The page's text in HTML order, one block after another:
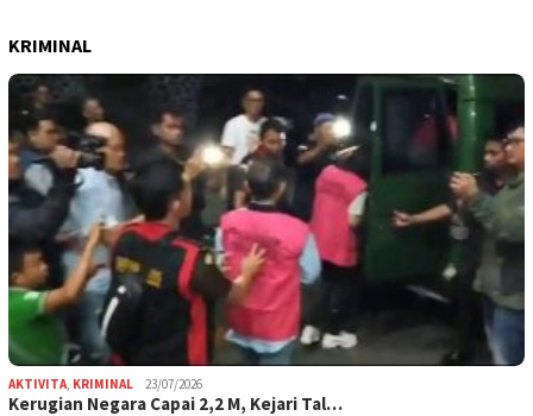
KRIMINAL
AKTIVITA KRIMINAL 23/07/2026
Kerugian Negara Capai 2,2 M, Kejari Tal…